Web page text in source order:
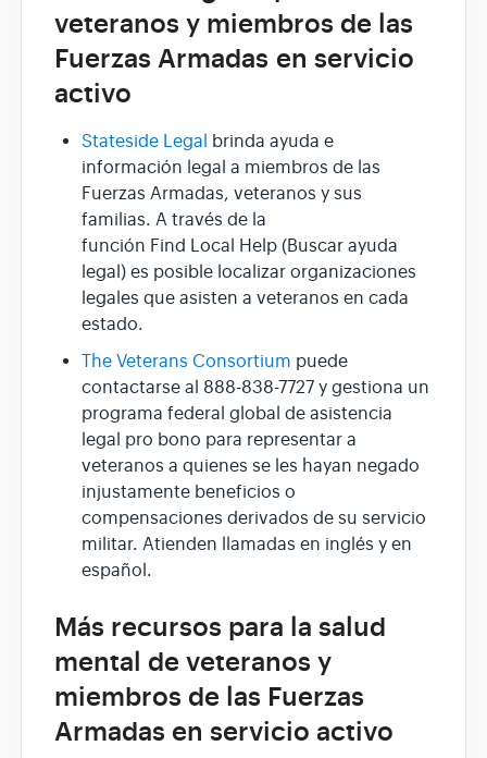
veteranos y miembros de las
Fuerzas Armadas en servicio
activo
Stateside Legal brinda ayuda e
información legal a miembros de las
Fuerzas Armadas, veteranos y sus
familias. A través de la
función Find Local Help (Buscar ayuda
legal) es posible localizar organizaciones
legales que asisten a veteranos en cada
estado.
The Veterans Consortium puede
contactarse al 888-838-7727 y gestiona un
programa federal global de asistencia
legal pro bono para representar a
veteranos a quienes se les hayan negado
injustamente beneficios o
compensaciones derivados de su servicio
militar. Atienden llamadas en inglés y en
español.
Más recursos para la salud
mental de veteranos y
miembros de las Fuerzas
Armadas en servicio activo